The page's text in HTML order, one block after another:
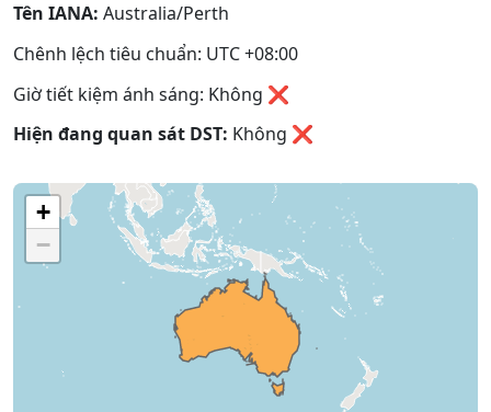
Tên IANA: Australia/Perth
Chênh lệch tiêu chuẩn: UTC +08:00
Giờ tiết kiệm ánh sáng: Không ❌
Hiện đang quan sát DST: Không ❌
+
−